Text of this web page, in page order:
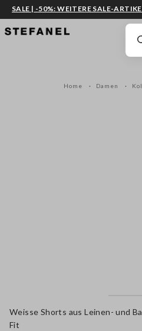
ZUM HAUPTINHALT SPRINGEN
SALE | -50%: WEITERE SALE-
Home Damen
Weisse Shorts aus Leinen- und
Fit